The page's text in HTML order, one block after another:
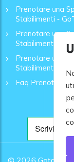
Prenotare una
Stabilimenti -
Prenotare una
Stabilimenti -
Prenotare una
Stabilimenti -
Faq